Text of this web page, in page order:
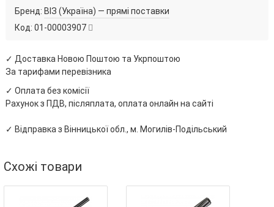
Бренд: ВІЗ (Україна) — прямі поставки
Код: 01-00003907
✓ Доставка Новою Поштою та Укрпоштою
За тарифами перевізника
✓ Оплата без комісії
Рахунок з ПДВ, післяплата, оплата онлайн на сайті
✓ Відправка з Вінницької обл., м. Могилів-Подільський
Схожі товари